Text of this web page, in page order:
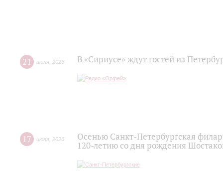
21 июля 2026 В «Сириусе» ждут гостей из
17 июля 2026
Осенью Санкт-Петербургская
120‑летию со дня рождения